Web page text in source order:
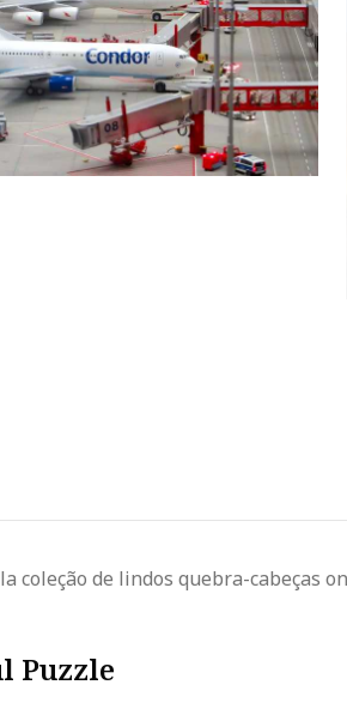
coleção de lindos quebra-cabeças
Puzzle